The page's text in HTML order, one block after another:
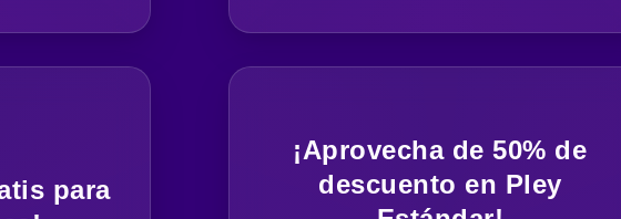
para
¡Aprovecha de 50% de
descuento en Pley